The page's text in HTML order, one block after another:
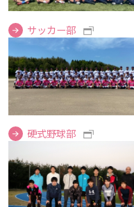
利用講習会
学生図書委員の活
施設案内
よくある質問
図書館だより『
サッカー部
硬式野球部